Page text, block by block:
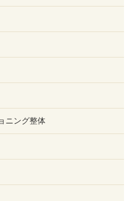
ニング整体